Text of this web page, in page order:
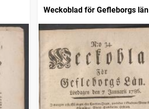
Weckoblad för Gefleborgs län